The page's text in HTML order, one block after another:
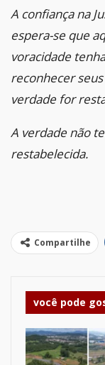
A confiança na
espera-se que
voracidade
reconhecer
verdade for
A verdade não
restabelecida.
Compartilhe
você pode